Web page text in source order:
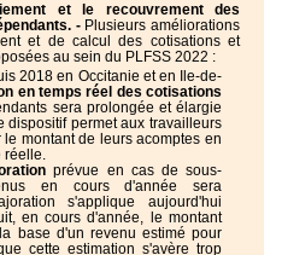
et le recouvrement des
-Plusieurs améliorations
et de calcul des cotisations et
au sein du PLFSS 2022 :
2018 en Occitanie et en Ile-de-
en temps réel des cotisations
sera prolongée et élargie
dispositif permet aux travailleurs
montant de leurs acomptes en
réelle.
prévue en cas de sous-
en cours d'année sera
s'applique aujourd'hui
en cours d'année, le montant
base d'un revenu estimé pour
cette estimation s'avère trop